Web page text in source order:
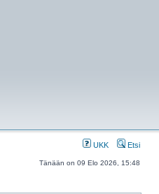
UKK Etsi
Tänään on 09 Elo 2026, 15:48